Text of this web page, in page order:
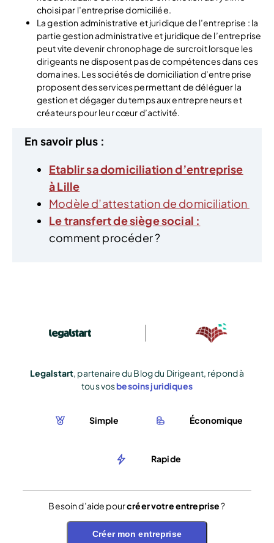
choisi par l’entreprise domiciliée.
La gestion administrative et juridique de l’entreprise : la
partie gestion administrative et juridique de l’entreprise
peut vite devenir chronophage de surcroit lorsque les
dirigeants ne disposent pas de compétences dans ces
domaines. Les sociétés de domiciliation d’entreprise
proposent des services permettant de déléguer la
gestion et dégager du temps aux entrepreneurs et
créateurs pour leur cœur d’activité.
En savoir plus :
Etablir sa domiciliation d’entreprise
à Lille
Modèle d’attestation de domiciliation
Le transfert de siège social :
comment procéder ?
Legalstart, partenaire du Blog du Dirigeant, répond à
tous vosbesoins juridiques
Simple Économique
Rapide
Besoin d’aide pourcréer votre entreprise?
Créer mon entreprise